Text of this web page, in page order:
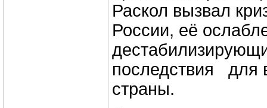
Раскол вызвал
России, её
последствия для
страны.